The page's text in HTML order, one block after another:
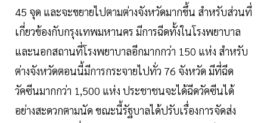
45 จุด และจะขยายไปตามต่างจังหวัดมากขึ้น สำหรับส่วนที่
เกี่ยวข้องกับกรุงเทพมหานคร มีการฉีดทั้งในโรงพยาบาล
และนอกสถานที่โรงพยาบาลอีกมากกว่า 150 แห่ง สำหรับ
ต่างจังหวัดตอนนี้มีการกระจายไปทั่ว 76 จังหวัด มีที่ฉีด
วัคซีนมากกว่า 1,500 แห่ง ประชาชนจะได้ฉีดวัคซีนได้
อย่างสะดวกตามนัด ขณะนี้รัฐบาลได้ปรับเรื่องการจัดส่ง